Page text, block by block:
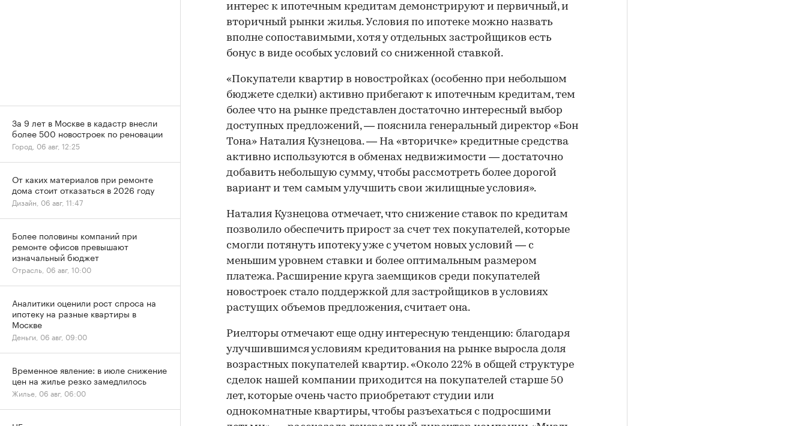
интерес к ипотечным кредитам демонстрируют и первичный, и
вторичный рынки жилья. Условия по ипотеке можно назвать
вполне сопоставимыми, хотя у отдельных застройщиков есть
бонус в виде особых условий со сниженной ставкой.
«Покупатели квартир в новостройках (особенно при небольшом
бюджете сделки) активно прибегают к ипотечным кредитам, тем
более что на рынке представлен достаточно интересный выбор
доступных предложений, — пояснила генеральный директор «Бон
Тона» Наталия Кузнецова. — На «вторичке» кредитные средства
активно используются в обменах недвижимости — достаточно
добавить небольшую сумму, чтобы рассмотреть более дорогой
вариант и тем самым улучшить свои жилищные условия».
Наталия Кузнецова отмечает, что снижение ставок по кредитам
позволило обеспечить прирост за счет тех покупателей, которые
смогли потянуть ипотеку уже с учетом новых условий — с
меньшим уровнем ставки и более оптимальным размером
платежа. Расширение круга заемщиков среди покупателей
новостроек стало поддержкой для застройщиков в условиях
растущих объемов предложения, считает она.
Риелторы отмечают еще одну интересную тенденцию: благодаря
улучшившимся условиям кредитования на рынке выросла доля
возрастных покупателей квартир. «Около 22% в общей структуре
сделок нашей компании приходится на покупателей старше 50
лет, которые очень часто приобретают студии или
однокомнатные квартиры, чтобы разъехаться с подросшими
За 9 лет в Москве в кадастр внесли
более 500 новостроек по реновации
Город, 06 авг, 12:25
От каких материалов при ремонте
дома стоит отказаться в 2026 году
Дизайн, 06 авг, 11:47
Более половины компаний при
ремонте офисов превышают
изначальный бюджет
Отрасль, 06 авг, 10:00
Аналитики оценили рост спроса на
ипотеку на разные квартиры в
Москве
Деньги, 06 авг, 09:00
Временное явление: в июле снижение
цен на жилье резко замедлилось
Жилье, 06 авг, 06:00